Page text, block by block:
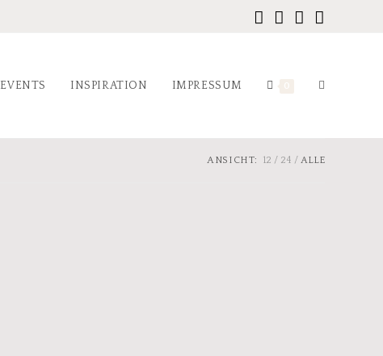
EVENTS INSPIRATION IMPRESSUM
ANSICHT: 12 24 ALLE